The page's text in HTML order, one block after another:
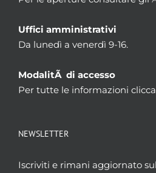
Uffici amministrativi
Da lunedì a venerdì 9-16.
ModalitÃ di accesso
Per tutte le informazioni
NEWSLETTER
Iscriviti e rimani aggiornato